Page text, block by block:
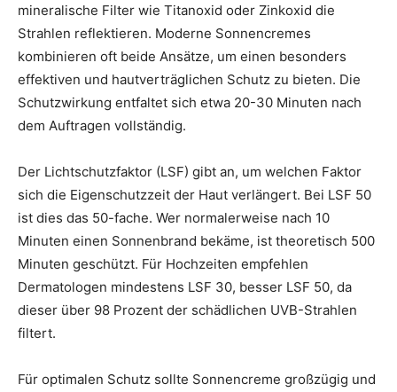
mineralische Filter wie Titanoxid oder Zinkoxid die
Strahlen reflektieren. Moderne Sonnencremes
kombinieren oft beide Ansätze, um einen besonders
effektiven und hautverträglichen Schutz zu bieten. Die
Schutzwirkung entfaltet sich etwa 20-30 Minuten nach
dem Auftragen vollständig.
Der Lichtschutzfaktor (LSF) gibt an, um welchen Faktor
sich die Eigenschutzzeit der Haut verlängert. Bei LSF 50
ist dies das 50-fache. Wer normalerweise nach 10
Minuten einen Sonnenbrand bekäme, ist theoretisch 500
Minuten geschützt. Für Hochzeiten empfehlen
Dermatologen mindestens LSF 30, besser LSF 50, da
dieser über 98 Prozent der schädlichen UVB-Strahlen
filtert.
Für optimalen Schutz sollte Sonnencreme großzügig und